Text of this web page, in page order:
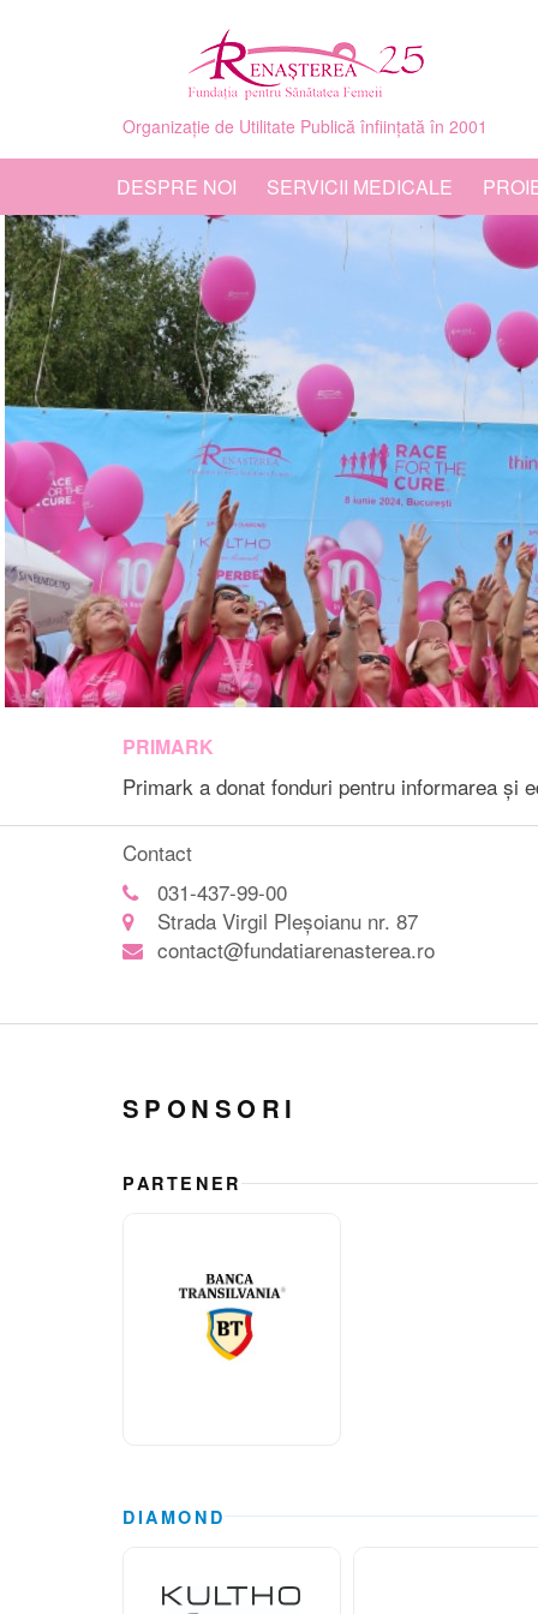
Organizație de Utilitate Publică înființată în 2001
DESPRE NOI SERVICII MEDICALE
PRIMARK
Primark a donat fonduri pentru informarea și
Contact
031-437-99-00
Strada Virgil Pleșoianu nr. 87
contact@fundatiarenasterea.ro
SPONSORI
PARTENER
DIAMOND